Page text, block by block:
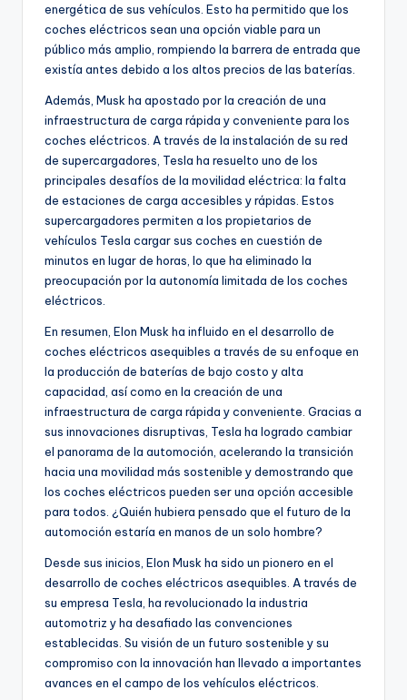
energética de sus vehículos. Esto ha permitido que los
coches eléctricos sean una opción viable para un
público más amplio, rompiendo la barrera de entrada que
existía antes debido a los altos precios de las baterías.
Además, Musk ha apostado por la creación de una
infraestructura de carga rápida y conveniente para los
coches eléctricos. A través de la instalación de su red
de supercargadores, Tesla ha resuelto uno de los
principales desafíos de la movilidad eléctrica: la falta
de estaciones de carga accesibles y rápidas. Estos
supercargadores permiten a los propietarios de
vehículos Tesla cargar sus coches en cuestión de
minutos en lugar de horas, lo que ha eliminado la
preocupación por la autonomía limitada de los coches
eléctricos.
En resumen, Elon Musk ha influido en el desarrollo de
coches eléctricos asequibles a través de su enfoque en
la producción de baterías de bajo costo y alta
capacidad, así como en la creación de una
infraestructura de carga rápida y conveniente. Gracias a
sus innovaciones disruptivas, Tesla ha logrado cambiar
el panorama de la automoción, acelerando la transición
hacia una movilidad más sostenible y demostrando que
los coches eléctricos pueden ser una opción accesible
para todos. ¿Quién hubiera pensado que el futuro de la
automoción estaría en manos de un solo hombre?
Desde sus inicios, Elon Musk ha sido un pionero en el
desarrollo de coches eléctricos asequibles. A través de
su empresa Tesla, ha revolucionado la industria
automotriz y ha desafiado las convenciones
establecidas. Su visión de un futuro sostenible y su
compromiso con la innovación han llevado a importantes
avances en el campo de los vehículos eléctricos.